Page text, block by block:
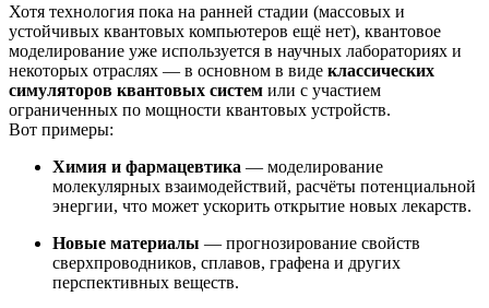
Хотя технология пока на ранней стадии (массовых и
устойчивых квантовых компьютеров ещё нет), квантовое
моделирование уже используется в научных лабораториях и
некоторых отраслях — в основном в виде классических
симуляторов квантовых систем или с участием
ограниченных по мощности квантовых устройств.
Вот примеры:
Химия и фармацевтика — моделирование
молекулярных взаимодействий, расчёты потенциальной
энергии, что может ускорить открытие новых лекарств.
Новые материалы — прогнозирование свойств
сверхпроводников, сплавов, графена и других
перспективных веществ.